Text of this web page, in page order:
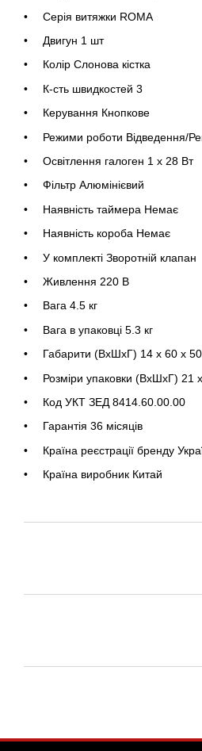
Серія витяжки ROMA
Двигун 1 шт
Колір Слонова кістка
К-сть швидкостей 3
Керування Кнопкове
Режими роботи Відведення/
Освітлення галоген 1 х 28 Вт
Фільтр Алюмінієвий
Наявність таймера Немає
Наявність короба Немає
У комплекті Зворотній клапан
Живлення 220 В
Вага 4.5 кг
Вага в упаковці 5.3 кг
Габарити (ВхШхГ) 14 х 60 х
Розміри упаковки (ВхШхГ) 21
Код УКТ ЗЕД 8414.60.00.00
Гарантія 36 місяців
Країна реєстрації бренду
Країна виробник Китай